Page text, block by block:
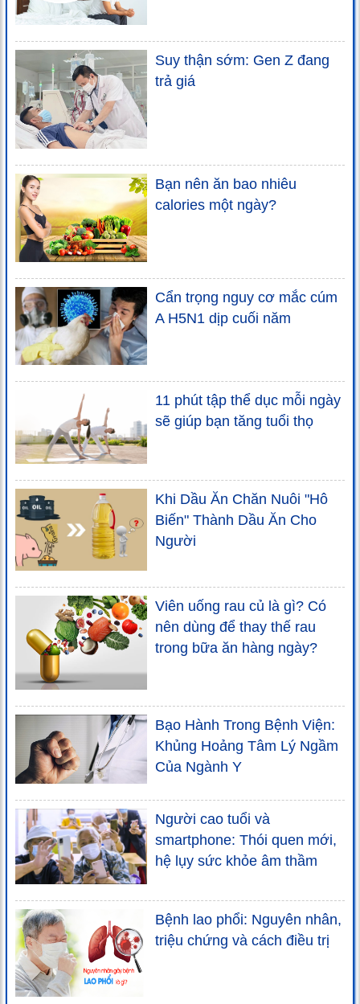
Suy thận sớm: Gen Z đang
trả giá
Bạn nên ăn bao nhiêu
calories một ngày?
Cẩn trọng nguy cơ mắc cúm
A H5N1 dịp cuối năm
11 phút tập thể dục mỗi ngày
sẽ giúp bạn tăng tuổi thọ
Khi Dầu Ăn Chăn Nuôi "Hô
Biến" Thành Dầu Ăn Cho
Người
Viên uống rau củ là gì? Có
nên dùng để thay thế rau
trong bữa ăn hàng ngày?
Bạo Hành Trong Bệnh Viện:
Khủng Hoảng Tâm Lý Ngầm
Của Ngành Y
Người cao tuổi và
smartphone: Thói quen mới,
hệ lụy sức khỏe âm thầm
Bệnh lao phổi: Nguyên nhân,
triệu chứng và cách điều trị